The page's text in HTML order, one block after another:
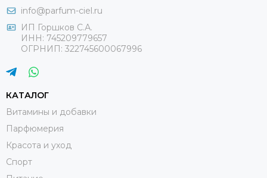
info@parfum-ciel.ru
ИП Горшков С.А.
ИНН: 745209779657
ОГРНИП: 322745600067996
КАТАЛОГ
Витамины и добавки
Парфюмерия
Красота и уход
Спорт